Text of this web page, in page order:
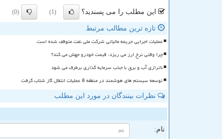
این مطلب را می پسندید؟ (1)
(0)
تازه ترین مطالب مرتبط
عملیات اجرایی جریمه مالیاتی شرکت ملی نفت متوقف شده است
چرا وقتی نرخ ارز می ریزد، قیمت خودرو جهش می کند؟
ناترازی آب و برق با جذب سرمایه گذاری برطرف می شود
توسعه سیستم های هوشمند در منطقه 8 عملیات انتقال گاز شتاب گرفت
نظرات بینندگان در مورد این مطلب
نام: